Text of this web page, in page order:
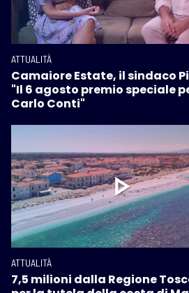
ATTUALITÀ
Camaiore Estate, il sindaco
"Il 6 agosto premio speciale
Carlo Conti"
ATTUALITÀ
7,5 milioni dalla Regione